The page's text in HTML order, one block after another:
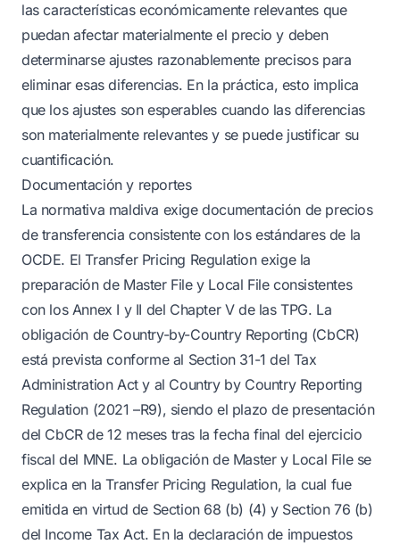
las características económicamente relevantes que
puedan afectar materialmente el precio y deben
determinarse ajustes razonablemente precisos para
eliminar esas diferencias. En la práctica, esto implica
que los ajustes son esperables cuando las diferencias
son materialmente relevantes y se puede justificar su
cuantificación.
Documentación y reportes
La normativa maldiva exige documentación de precios
de transferencia consistente con los estándares de la
OCDE. El Transfer Pricing Regulation exige la
preparación de Master File y Local File consistentes
con los Annex I y II del Chapter V de las TPG. La
obligación de Country-by-Country Reporting (CbCR)
está prevista conforme al Section 31-1 del Tax
Administration Act y al Country by Country Reporting
Regulation (2021 –R9), siendo el plazo de presentación
del CbCR de 12 meses tras la fecha final del ejercicio
fiscal del MNE. La obligación de Master y Local File se
explica en la Transfer Pricing Regulation, la cual fue
emitida en virtud de Section 68 (b) (4) y Section 76 (b)
del Income Tax Act. En la declaración de impuestos